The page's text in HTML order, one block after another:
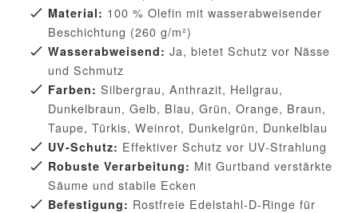
Material: 100 % Olefin mit wasserabweisender
Beschichtung (260 g/m²)
Wasserabweisend: Ja, bietet Schutz vor Nässe
und Schmutz
Farben: Silbergrau, Anthrazit, Hellgrau,
Dunkelbraun, Gelb, Blau, Grün, Orange, Braun,
Taupe, Türkis, Weinrot, Dunkelgrün, Dunkelblau
UV-Schutz: Effektiver Schutz vor UV-Strahlung
Robuste Verarbeitung: Mit Gurtband verstärkte
Säume und stabile Ecken
Befestigung: Rostfreie Edelstahl-D-Ringe für